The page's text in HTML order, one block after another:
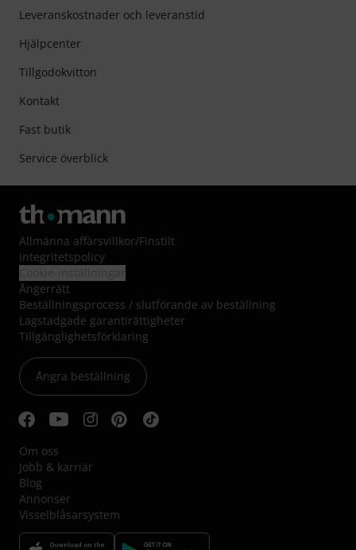
Leveranskostnader och leveranstid
Hjälpcenter
Tillgodokvitton
Kontakt
Fast butik
Service överblick
Allmänna affärsvillkor/Finstilt
Integritetspolicy
Ångerrätt
Beställningsprocess / slutförande av beställning
Lagstadgade garantirättigheter
Tillgänglighetsförklaring
Ångra beställning
Om oss
Jobb & karriär
Blog
Annonser
Visselblåsarsystem